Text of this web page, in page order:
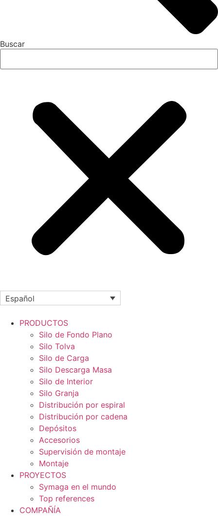
Buscar
Español
PRODUCTOS
Silo de Fondo Plano
Silo Tolva
Silo de Carga
Silo Descarga Masa
Silo de Interior
Silo Granja
Distribución por espiral
Distribución por cadena
Depósitos
Accesorios
Supervisión de montaje
Montaje
PROYECTOS
Symaga en el mundo
Top references
COMPAÑÍA